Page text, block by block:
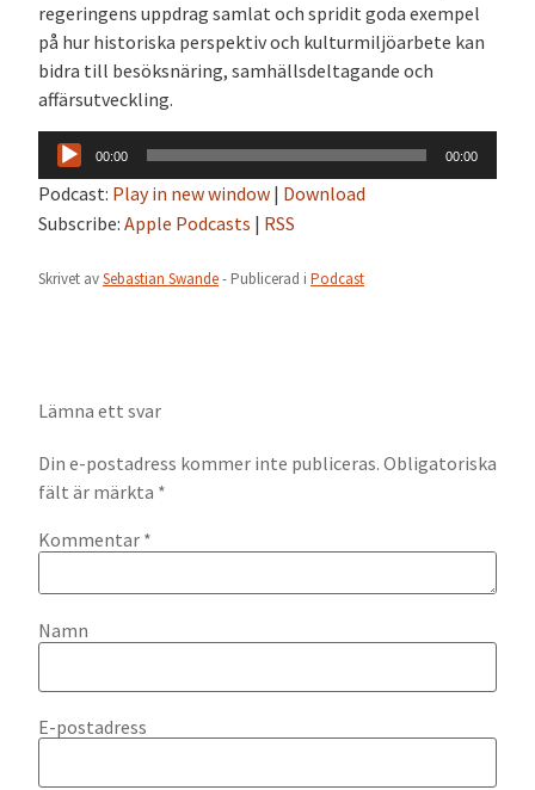
regeringens uppdrag samlat och spridit goda exempel
på hur historiska perspektiv och kulturmiljöarbete kan
bidra till besöksnäring, samhällsdeltagande och
affärsutveckling.
Ljudspelare
00:00 00:00
Podcast: Play in new window | Download
Subscribe: Apple Podcasts | RSS
Skrivet avSebastian Swande- Publicerad i Podcast
Lämna ett svar
Din e-postadress kommer inte publiceras. Obligatoriska
fält är märkta *
Kommentar *
Namn
E-postadress